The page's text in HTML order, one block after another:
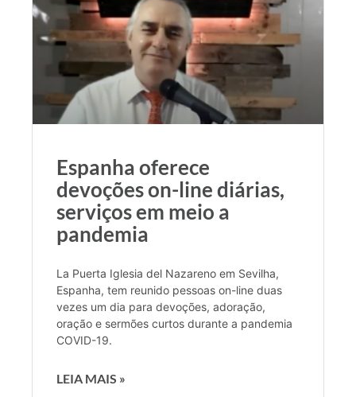
Espanha oferece
devoções on-line diárias,
serviços em meio a
pandemia
La Puerta Iglesia del Nazareno em Sevilha,
Espanha, tem reunido pessoas on-line duas
vezes um dia para devoções, adoração,
oração e sermões curtos durante a pandemia
COVID-19.
LEIA MAIS »